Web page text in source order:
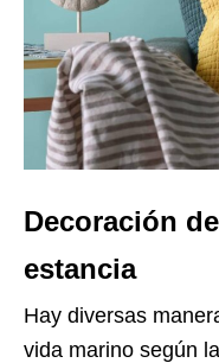
Decoración
estancia
Hay diversas
vida marino según